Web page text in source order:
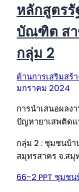
หลักสูตร
บัณฑิต สา
กลุ่ม 2
ด้านการเสริมสร้
มกราคม 2024
การนำเสนอผลง
ปัญหายาเสพติดแ
กลุ่ม 2 : ชุมชนบ้า
สมุทรสาคร จ.สมุ
66-2 PPT ชุมชน